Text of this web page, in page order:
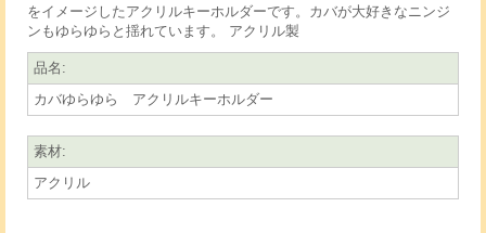
をイメージしたアクリルキーホルダーです。カバが大好きなニンジ
ンもゆらゆらと揺れています。 アクリル製
品名 :
カバゆらゆら アクリルキーホルダー
素材:
アクリル